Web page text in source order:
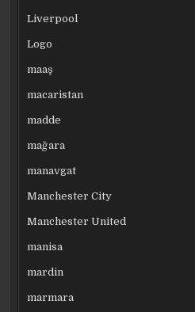
Liverpool
Logo
maaş
macaristan
madde
mağara
manavgat
Manchester City
Manchester United
manisa
mardin
marmara